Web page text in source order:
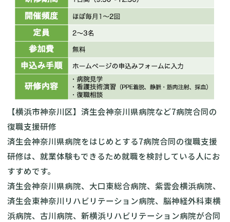
【横浜市神奈川区】済生会神奈川県病院など7病院合同の
復職支援研修
済生会神奈川県病院をはじめとする7病院合同の復職支援
研修は、就業体験もできるため就職を検討している人にお
すすめです。
済生会神奈川県病院、大口東総合病院、紫雲会横浜病院、
済生会東神奈川リハビリテーション病院、脳神経外科東横
浜病院、古川病院、新横浜リハビリテーション病院が合同